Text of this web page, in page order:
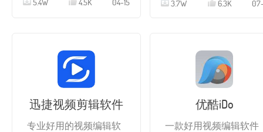
3.7W 6.3K 07-
迅捷视频剪辑软件
专业好用的视频编辑软
优酷iDo
一款好用视频编辑软件